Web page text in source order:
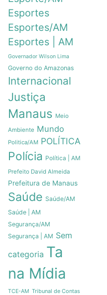
Esportes
Esportes/AM
Esportes | AM
Governador Wilson Lima
Governo do Amazonas
Internacional
Justiça
Manaus Meio
Ambiente Mundo
Politica/AM POLÍTICA
Polícia Política | AM
Prefeito David Almeida
Prefeitura de Manaus
Saúde Saúde/AM
Saúde | AM
Segurança/AM
Segurança | AM Sem
categoria Ta
na Mídia
TCE-AM Tribunal de Contas